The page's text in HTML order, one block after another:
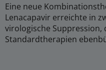
Eine neue
Lenacapavir erreichte in
virologische Suppression,
Standardtherapien